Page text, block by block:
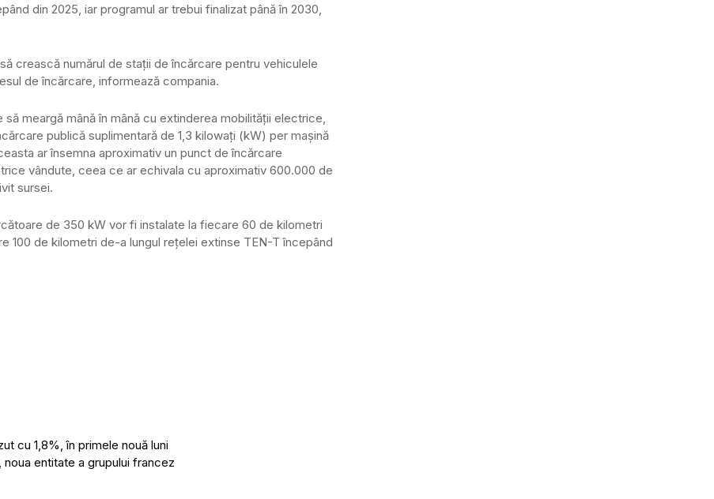
din 2025, iar programul ar trebui finalizat până în 2030,
crească numărul de staţii de încărcare pentru vehiculele
de încărcare, informează compania.
meargă mână în mână cu extinderea mobilităţii electrice,
publică suplimentară de 1,3 kilowaţi (kW) per maşină
ar însemna aproximativ un punct de încărcare
vândute, ceea ce ar echivala cu aproximativ 600.000 de
sursei.
de 350 kW vor fi instalate la fiecare 60 de kilometri
100 de kilometri de-a lungul reţelei extinse TEN-T începând
cu 1,8%, în primele nouă luni
entitate a grupului francez